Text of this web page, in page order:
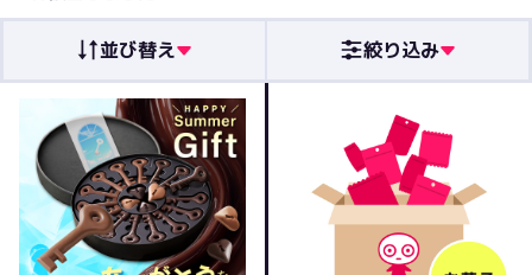
並び替え
人気順
絞り込み